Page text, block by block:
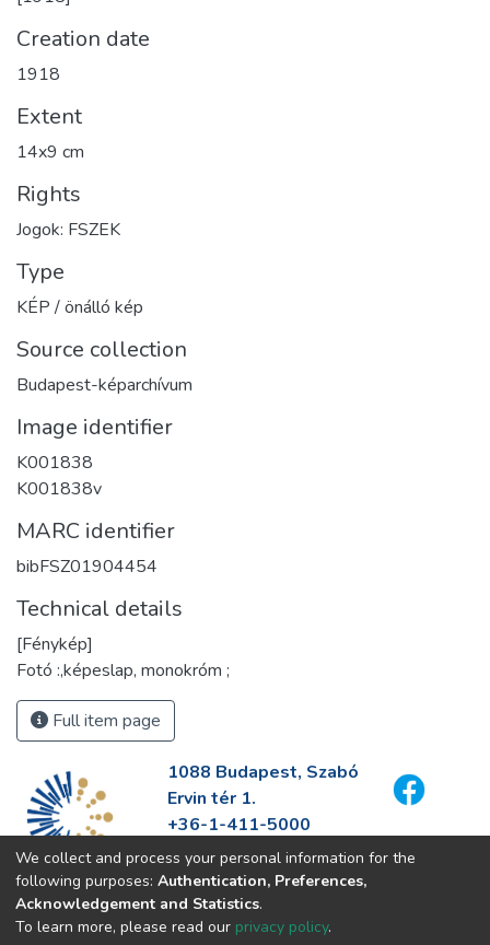
Creation date
1918
Extent
14x9 cm
Rights
Jogok: FSZEK
Type
KÉP / önálló kép
Source collection
Budapest-képarchívum
Image identifier
K001838
K001838v
MARC identifier
bibFSZ01904454
Technical details
[Fénykép]
Fotó :,képeslap, monokróm ;
Full item page
1088 Budapest, Szabó
Ervin tér 1.
+36-1-411-5000
info@fszek.hu
https://fszek.hu
We collect and process your personal information for the
following purposes: Authentication, Preferences,
Acknowledgement and Statistics.
To learn more, please read our privacy policy.